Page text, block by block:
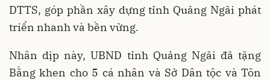
DTTS, góp phần xây dựng tỉnh Quảng Ngãi phát
triển nhanh và bền vững.
Nhân dịp này, UBND tỉnh Quảng Ngãi đã tặng
Bằng khen cho 5 cá nhân và Sở Dân tộc và Tôn